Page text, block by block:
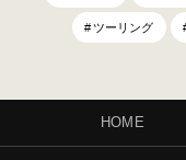
ツーリング
HOME